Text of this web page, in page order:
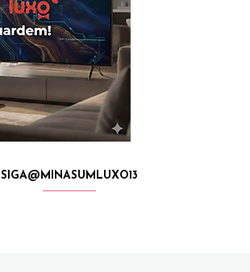
SIGA@MINASUMLUXO13